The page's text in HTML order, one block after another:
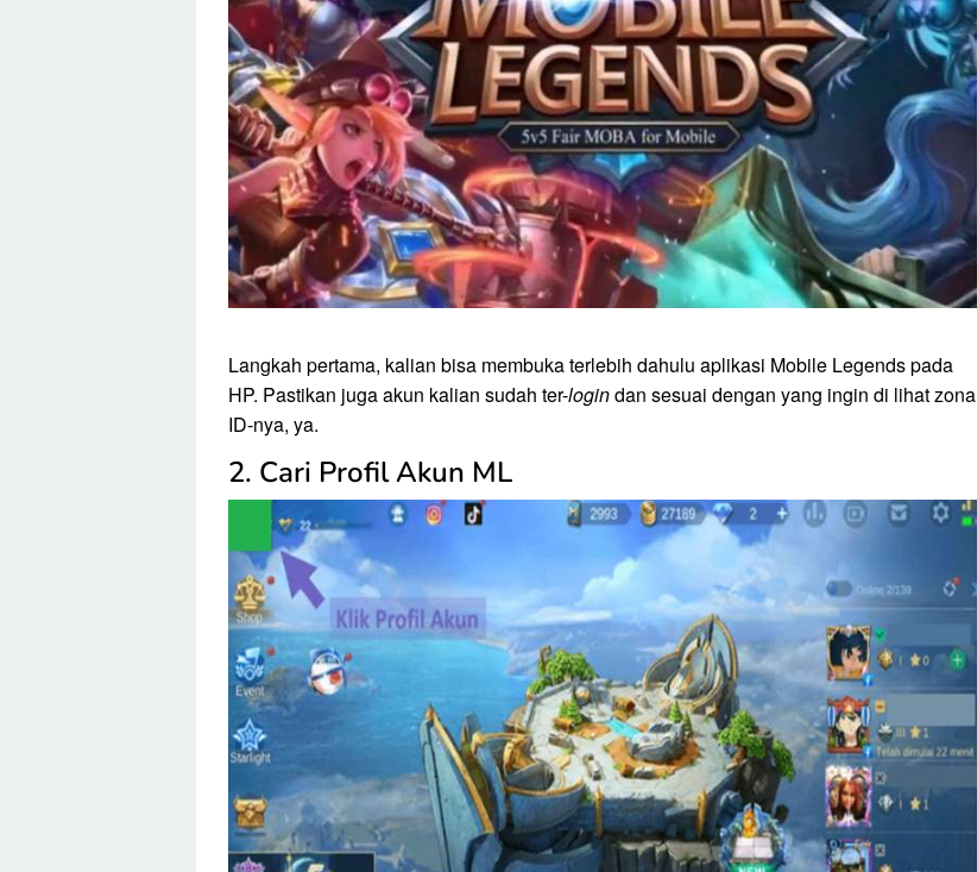
Langkah pertama, kalian bisa membuka terlebih dahulu aplikasi Mobile Legends pada
HP. Pastikan juga akun kalian sudah ter-logindan sesuai dengan yang ingin di lihat zona
ID-nya, ya.
2. Cari Profil Akun ML